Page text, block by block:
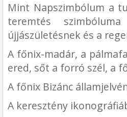
Mint Napszimbólum a
teremtés
újjászületésnek és a
A főnix-madár, a
ered, sőt a forró szél, a
A főnix Bizánc
A keresztény